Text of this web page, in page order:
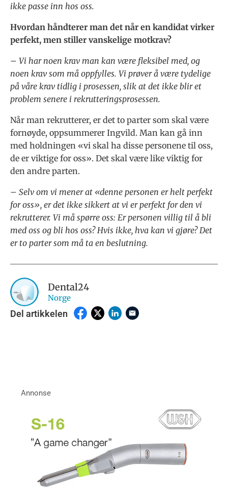
ikke passe inn hos oss.
Hvordan håndterer man det når en kandidat virker
perfekt, men stiller vanskelige motkrav?
– Vi har noen krav man kan være fleksibel med, og
noen krav som må oppfylles. Vi prøver å være tydelige
på våre krav tidlig i prosessen, slik at det ikke blir et
problem senere i rekrutteringsprosessen.
Når man rekrutterer, er det to parter som skal være
fornøyde, oppsummerer Ingvild. Man kan gå inn
med holdningen «vi skal ha disse personene til oss,
de er viktige for oss». Det skal være like viktig for
den andre parten.
– Selv om vi mener at «denne personen er helt perfekt
for oss», er det ikke sikkert at vi er perfekt for den vi
rekrutterer. Vi må spørre oss: Er personen villig til å bli
med oss og bli hos oss? Hvis ikke, hva kan vi gjøre? Det
er to parter som må ta en beslutning.
Dental24
Norge
Del artikkelen